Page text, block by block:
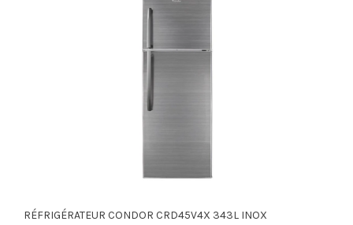
RÉFRIGÉRATEUR CONDOR CRD45V4X 343L INOX